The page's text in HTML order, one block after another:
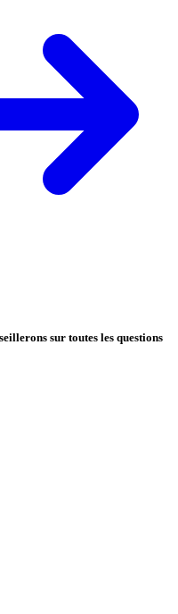
sur toutes les questions